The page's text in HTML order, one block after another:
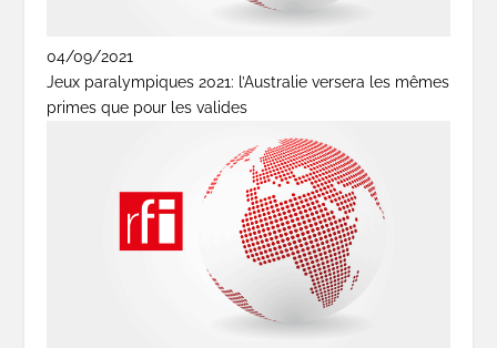
04/09/2021
Jeux paralympiques 2021: l’Australie versera les mêmes
primes que pour les valides